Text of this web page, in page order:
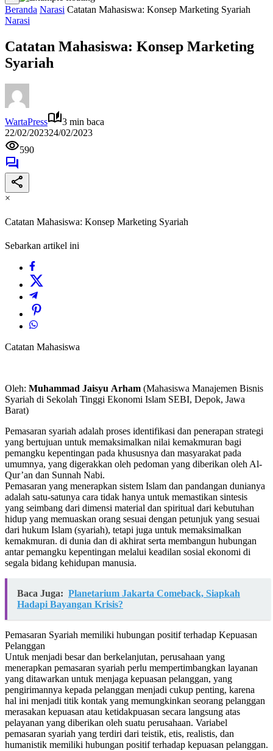
Beranda Narasi Catatan Mahasiswa: Konsep Marketing Syariah
Narasi
Catatan Mahasiswa: Konsep Marketing
Syariah
WartaPress
3 min baca
22/02/202324/02/2023
590
×
Catatan Mahasiswa: Konsep Marketing Syariah
Sebarkan artikel ini
Catatan Mahasiswa
Oleh: Muhammad Jaisyu Arham (Mahasiswa Manajemen Bisnis
Syariah di Sekolah Tinggi Ekonomi Islam SEBI, Depok, Jawa
Barat)
Pemasaran syariah adalah proses identifikasi dan penerapan strategi
yang bertujuan untuk memaksimalkan nilai kemakmuran bagi
pemangku kepentingan pada khususnya dan masyarakat pada
umumnya, yang digerakkan oleh pedoman yang diberikan oleh Al-
Qur’an dan Sunnah Nabi.
Pemasaran yang menerapkan sistem Islam dan pandangan dunianya
adalah satu-satunya cara tidak hanya untuk memastikan sintesis
yang seimbang dari dimensi material dan spiritual dari kebutuhan
hidup yang memuaskan orang sesuai dengan petunjuk yang sesuai
dari hukum Islam (syariah), tetapi juga untuk memaksimalkan
kemakmuran. di dunia dan di akhirat serta membangun hubungan
antar pemangku kepentingan melalui keadilan sosial ekonomi di
segala bidang kehidupan manusia.
Baca Juga: Planetarium Jakarta Comeback, Siapkah
Hadapi Bayangan Krisis?
Pemasaran Syariah memiliki hubungan positif terhadap Kepuasan
Pelanggan
Untuk menjadi besar dan berkelanjutan, perusahaan yang
menerapkan pemasaran syariah perlu mempertimbangkan layanan
yang ditawarkan untuk menjaga kepuasan pelanggan, yang
pengirimannya kepada pelanggan menjadi cukup penting, karena
hal ini menjadi titik kontak yang memungkinkan seorang pelanggan
merasakan kepuasan atau ketidakpuasan secara langsung atas
pelayanan yang diberikan oleh suatu perusahaan. Variabel
pemasaran syariah yang terdiri dari teistik, etis, realistis, dan
humanistik memiliki hubungan positif terhadap kepuasan pelanggan.